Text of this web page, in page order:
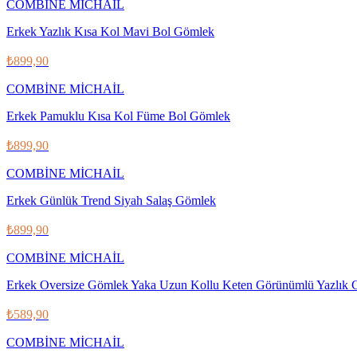
COMBİNE MİCHAİL
Erkek Yazlık Kısa Kol Mavi Bol Gömlek
₺899,90
COMBİNE MİCHAİL
Erkek Pamuklu Kısa Kol Füme Bol Gömlek
₺899,90
COMBİNE MİCHAİL
Erkek Günlük Trend Siyah Salaş Gömlek
₺899,90
COMBİNE MİCHAİL
Erkek Oversize Gömlek Yaka Uzun Kollu Keten Görünümlü Yazlık
₺589,90
COMBİNE MİCHAİL